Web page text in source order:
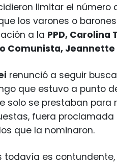
limitar el número
los varones o
a la PPD, Carolina
Comunista, Jeannette
renunció a seguir
que estuvo a punto
se prestaban para
fuera
que la nominaron.
es